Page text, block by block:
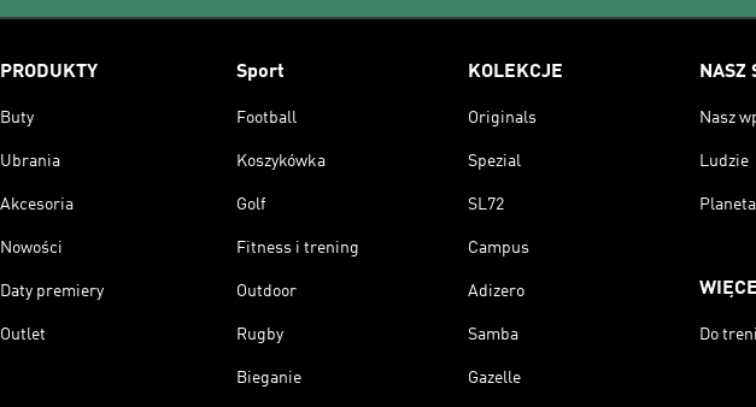
PRODUKTY
Buty
Ubrania
Akcesoria
Nowości
Daty premiery
Outlet
Sport
Football
Koszykówka
Golf
Fitness i trening
Outdoor
Rugby
Bieganie
KOLEKCJE
Originals
Spezial
SL72
Campus
Adizero
Samba
Gazelle
NASZ
Nasz
Ludzie
Planeta
Do